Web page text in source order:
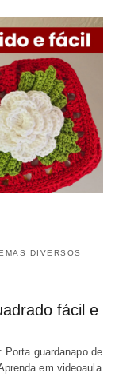
DIVERSOS
fácil e
guardanapo de
em videoaula